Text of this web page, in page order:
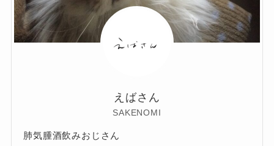
えばさん
SAKENOMI
肺気腫酒飲みおじさん